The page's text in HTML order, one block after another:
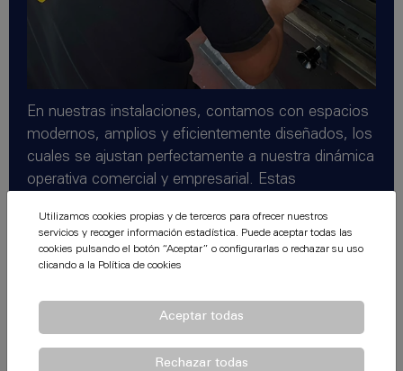
En nuestras instalaciones, contamos con espacios
modernos, amplios y eficientemente diseñados, los
cuales se ajustan perfectamente a nuestra dinámica
operativa comercial y empresarial. Estas
para garantizar una gestión fluida de nuestros
procesos, permitiéndonos mantener de manera
constante un inventario de productos fabricados en
Utilizamos cookies propias y de terceros para ofrecer nuestros
servicios y recoger información estadística. Puede aceptar todas las
cookies pulsando el botón “Aceptar” o configurarlas o rechazar su uso
clicando a la Política de cookies
Aceptar todas
Rechazar todas